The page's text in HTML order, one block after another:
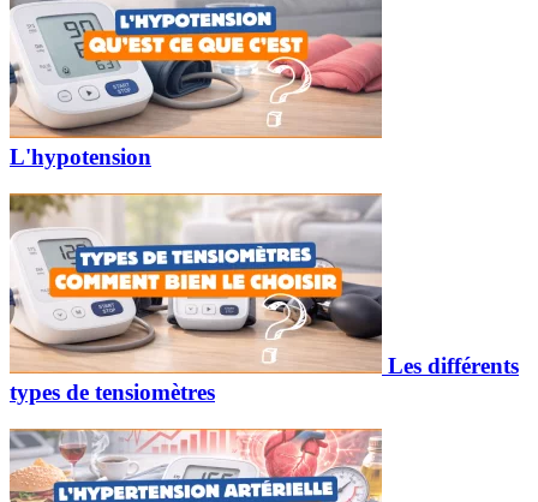
L'hypotension
Les différents
types de tensiomètres